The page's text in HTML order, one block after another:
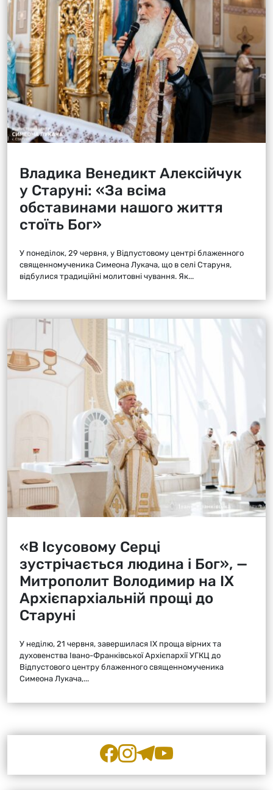
Владика Венедикт Алексійчук
у Старуні: «За всіма
обставинами нашого життя
стоїть Бог»
У понеділок, 29 червня, у Відпустовому центрі блаженного
священномученика Симеона Лукача, що в селі Старуня,
відбулися традиційні молитовні чування. Як...
«В Ісусовому Серці
зустрічається людина і Бог», —
Митрополит Володимир на ІХ
Архієпархіальній прощі до
Старуні
У неділю, 21 червня, завершилася ІХ проща вірних та
духовенства Івано-Франківської Архієпархії УГКЦ до
Відпустового центру блаженного священномученика
Симеона Лукача,...